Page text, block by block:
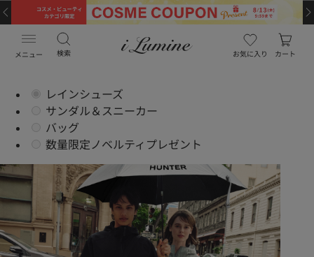
メニュー 検索 お気に入り カート
レインシューズ
サンダル＆スニーカー
バッグ
数量限定ノベルティプレゼント